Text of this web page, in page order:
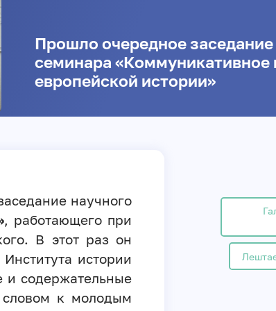
Прошло очередное заседание
семинара «Коммуникативное
европейской истории»
научного
, работающего при
В этот раз он
истории
и содержательные
к молодым